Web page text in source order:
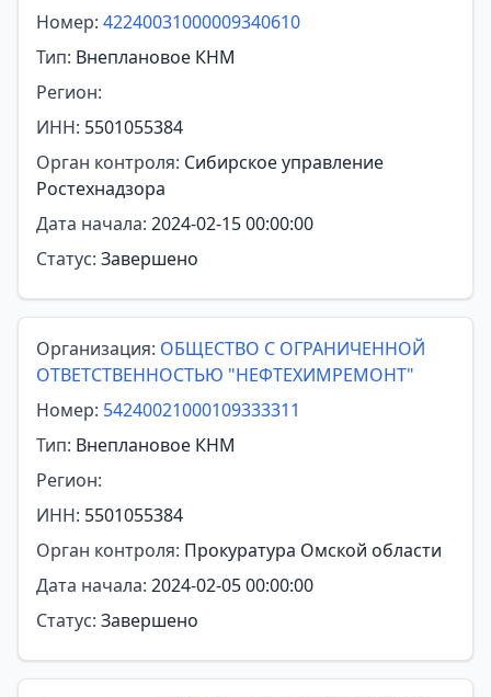
Номер: 42240031000009340610
Тип: Внеплановое КНМ
Регион:
ИНН: 5501055384
Орган контроля: Сибирское управление
Ростехнадзора
Дата начала: 2024-02-15 00:00:00
Статус: Завершено
Организация: ОБЩЕСТВО С ОГРАНИЧЕННОЙ
ОТВЕТСТВЕННОСТЬЮ "НЕФТЕХИМРЕМОНТ"
Номер: 54240021000109333311
Тип: Внеплановое КНМ
Регион:
ИНН: 5501055384
Орган контроля: Прокуратура Омской области
Дата начала: 2024-02-05 00:00:00
Статус: Завершено